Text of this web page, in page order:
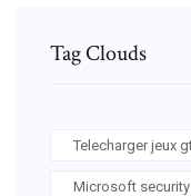
Tag Clouds
Telecharger jeux
Microsoft